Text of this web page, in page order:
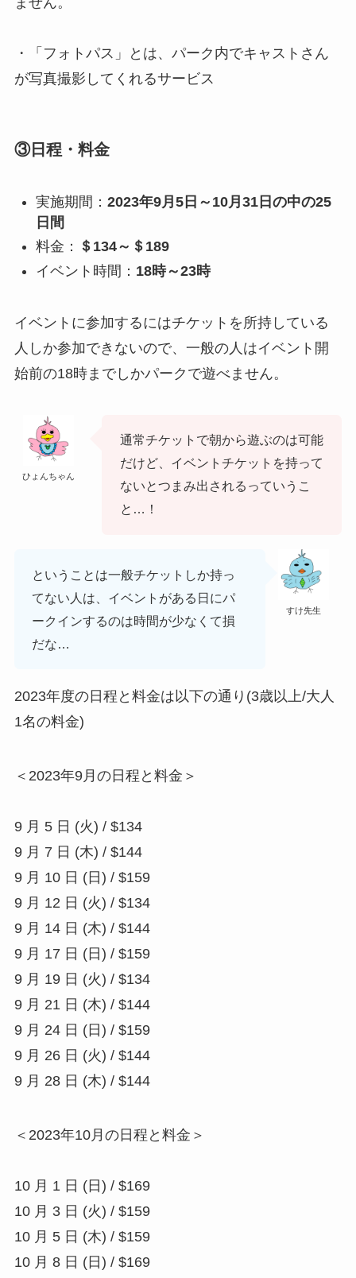
・「フォトパス」とは、パーク内でキャストさん
が写真撮影してくれるサービス
③日程・料金
実施期間： 2023年9月5日～10月31日の中の25
日間
料金： ＄134～＄189
イベント時間： 18時～23時
イベントに参加するにはチケットを所持している
人しか参加できないので、一般の人はイベント開
始前の18時までしかパークで遊べません。
ひょんちゃん
通常チケットで朝から遊ぶのは可能
だけど、イベントチケットを持って
ないとつまみ出されるっていうこ
と…！
すけ先生
ということは一般チケットしか持っ
てない人は、イベントがある日にパ
ークインするのは時間が少なくて損
だな…
2023年度の日程と料金は以下の通り(3歳以上/大人
1名の料金)
＜2023年9月の日程と料金＞
9 月 5 日 (火) / $134
9 月 7 日 (木) / $144
9 月 10 日 (日) / $159
9 月 12 日 (火) / $134
9 月 14 日 (木) / $144
9 月 17 日 (日) / $159
9 月 19 日 (火) / $134
9 月 21 日 (木) / $144
9 月 24 日 (日) / $159
9 月 26 日 (火) / $144
9 月 28 日 (木) / $144
＜2023年10月の日程と料金＞
10 月 1 日 (日) / $169
10 月 3 日 (火) / $159
10 月 5 日 (木) / $159
10 月 8 日 (日) / $169